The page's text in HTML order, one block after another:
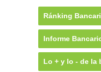
Ránking
Informe
Lo + y lo - de la